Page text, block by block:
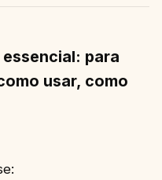
para
usar, como